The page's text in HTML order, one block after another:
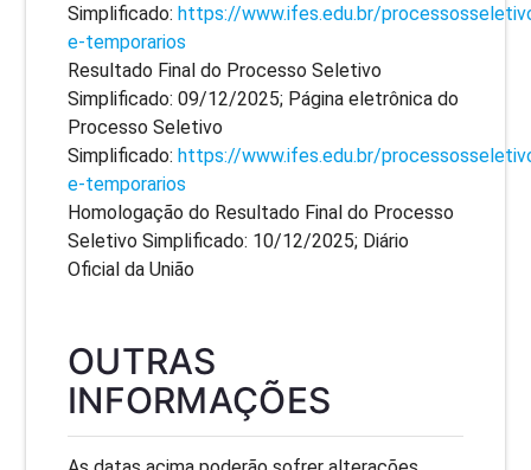
Simplificado: https://www.ifes.edu.br/
e-temporarios
Resultado Final do Processo Seletivo
Simplificado: 09/12/2025; Página eletrônica do
Processo Seletivo
Simplificado: https://www.ifes.edu.br/
e-temporarios
Homologação do Resultado Final do Processo
Seletivo Simplificado: 10/12/2025; Diário
Oficial da União
OUTRAS
INFORMAÇÕES